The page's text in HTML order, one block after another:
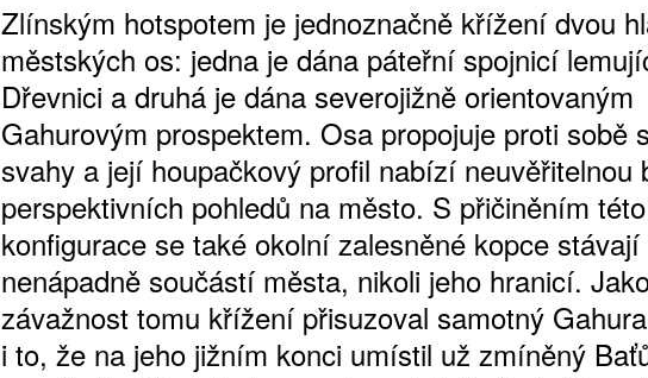
Zlínským hotspotem je jednoznačně křížení dvou
městských os: jedna je dána páteřní spojnicí
Dřevnici a druhá je dána severojižně orientovaným
Gahurovým prospektem. Osa propojuje proti sobě
svahy a její houpačkový profil nabízí neuvěřitelnou
perspektivních pohledů na město. S přičiněním této
konfigurace se také okolní zalesněné kopce stávají
nenápadně součástí města, nikoli jeho hranicí.
závažnost tomu křížení přisuzoval samotný
i to, že na jeho jižním konci umístil už zmíněný